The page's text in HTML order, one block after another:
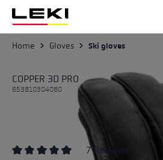
Skip to main content
Home Gloves Ski gloves
COPPER 3D PRO
653810304080
7 Reviews